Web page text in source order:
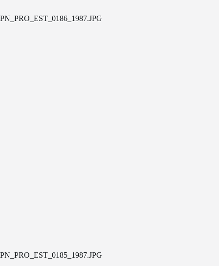
PN_PRO_EST_0186_1987.JPG
PN_PRO_EST_0185_1987.JPG